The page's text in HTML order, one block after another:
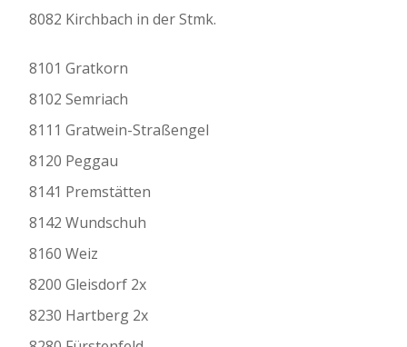
8082 Kirchbach in der Stmk.
8101 Gratkorn
8102 Semriach
8111 Gratwein-Straßengel
8120 Peggau
8141 Premstätten
8142 Wundschuh
8160 Weiz
8200 Gleisdorf 2x
8230 Hartberg 2x